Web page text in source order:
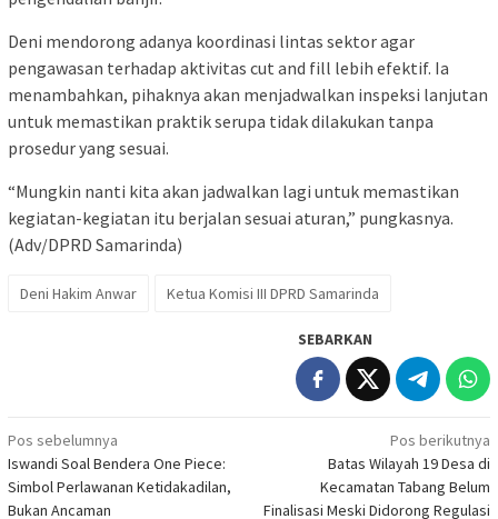
Deni mendorong adanya koordinasi lintas sektor agar
pengawasan terhadap aktivitas cut and fill lebih efektif. Ia
menambahkan, pihaknya akan menjadwalkan inspeksi lanjutan
untuk memastikan praktik serupa tidak dilakukan tanpa
prosedur yang sesuai.
“Mungkin nanti kita akan jadwalkan lagi untuk memastikan
kegiatan-kegiatan itu berjalan sesuai aturan,” pungkasnya.
(Adv/DPRD Samarinda)
Deni Hakim Anwar Ketua Komisi III DPRD Samarinda
SEBARKAN
Navigasi
pos
Pos sebelumnya
Iswandi Soal Bendera One Piece:
Simbol Perlawanan Ketidakadilan,
Bukan Ancaman
Pos berikutnya
Batas Wilayah 19 Desa di
Kecamatan Tabang Belum
Finalisasi Meski Didorong Regulasi